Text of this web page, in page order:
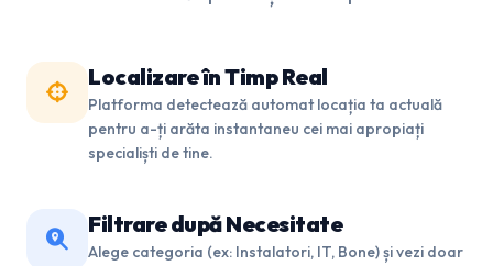
Localizare în Timp Real
Platforma detectează automat locația ta actuală
pentru a-ți arăta instantaneu cei mai apropiați
specialiști de tine.
Filtrare după Necesitate
Alege categoria (ex: Instalatori, IT, Bone) și vezi doar